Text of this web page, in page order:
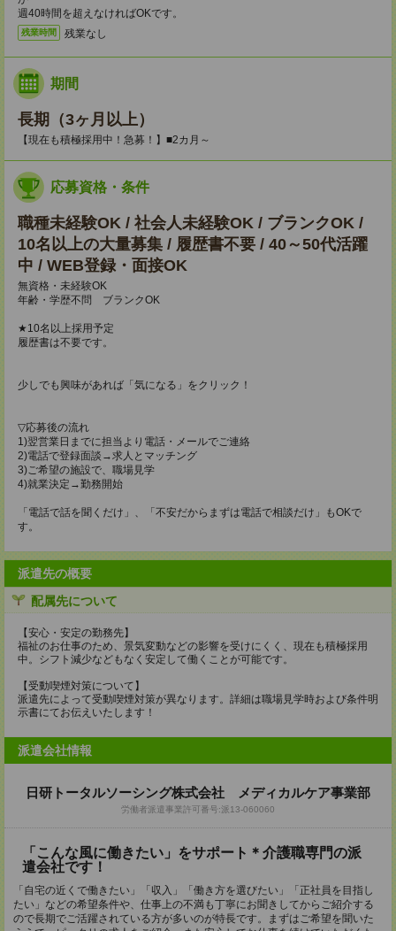
週40時間を超えなければOKです。
残業時間 残業なし
期間
長期（3ヶ月以上）
【現在も積極採用中！急募！】■2カ月～
応募資格・条件
職種未経験OK / 社会人未経験OK / ブランクOK /
10名以上の大量募集 / 履歴書不要 / 40～50代活躍
中 / WEB登録・面接OK
無資格・未経験OK
年齢・学歴不問 ブランクOK
★10名以上採用予定
履歴書は不要です。
少しでも興味があれば「気になる」をクリック！
▽応募後の流れ
1)翌営業日までに担当より電話・メールでご連絡
2)電話で登録面談→求人とマッチング
3)ご希望の施設で、職場見学
4)就業決定→勤務開始
「電話で話を聞くだけ」、「不安だからまずは電話で相談だけ」もOKで
す。
派遣先の概要
配属先について
【安心・安定の勤務先】
福祉のお仕事のため、景気変動などの影響を受けにくく、現在も積極採用
中。シフト減少などもなく安定して働くことが可能です。
【受動喫煙対策について】
派遣先によって受動喫煙対策が異なります。詳細は職場見学時および条件明
示書にてお伝えいたします！
派遣会社情報
日研トータルソーシング株式会社 メディカルケア事業部
労働者派遣事業許可番号:派13-060060
「こんな風に働きたい」をサポート＊介護職専門の派
遣会社です！
「自宅の近くで働きたい」「収入」「働き方を選びたい」「正社員を目指し
たい」などの希望条件や、仕事上の不満も丁寧にお聞きしてからご紹介する
ので長期でご活躍されている方が多いのが特長です。まずはご希望を聞いた